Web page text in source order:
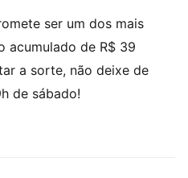
ser um dos mais
acumulado de R$ 39
a sorte, não deixe de
de sábado!